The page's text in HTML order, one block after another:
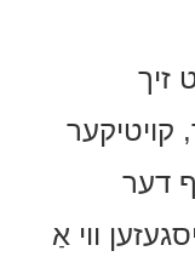
זיך
דער
ווי אַ